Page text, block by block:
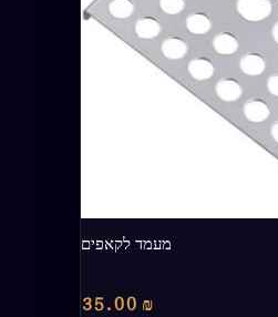
מעמד לקאפים
35.00 ₪